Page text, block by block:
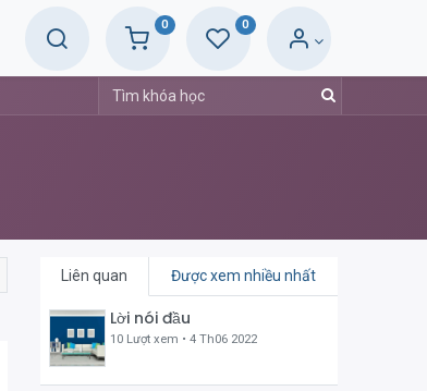
0 0
Liên quan Được xem nhiều nhất
Lời nói đầu
10 Lượt xem • 4 Th06 2022